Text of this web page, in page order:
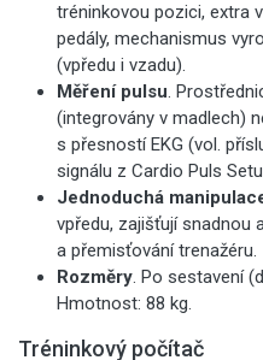
tréninkovou pozici, extra
pedály, mechanismus
(vpředu i vzadu).
Měření pulsu.
(integrovány v madlech)
s přesností EKG (vol.
signálu z Cardio Puls
Jednoduchá
vpředu, zajišťují snadnou
a přemisťování trenažéru.
Rozměry. Po sestavení
Hmotnost: 88 kg.
Tréninkový počítač